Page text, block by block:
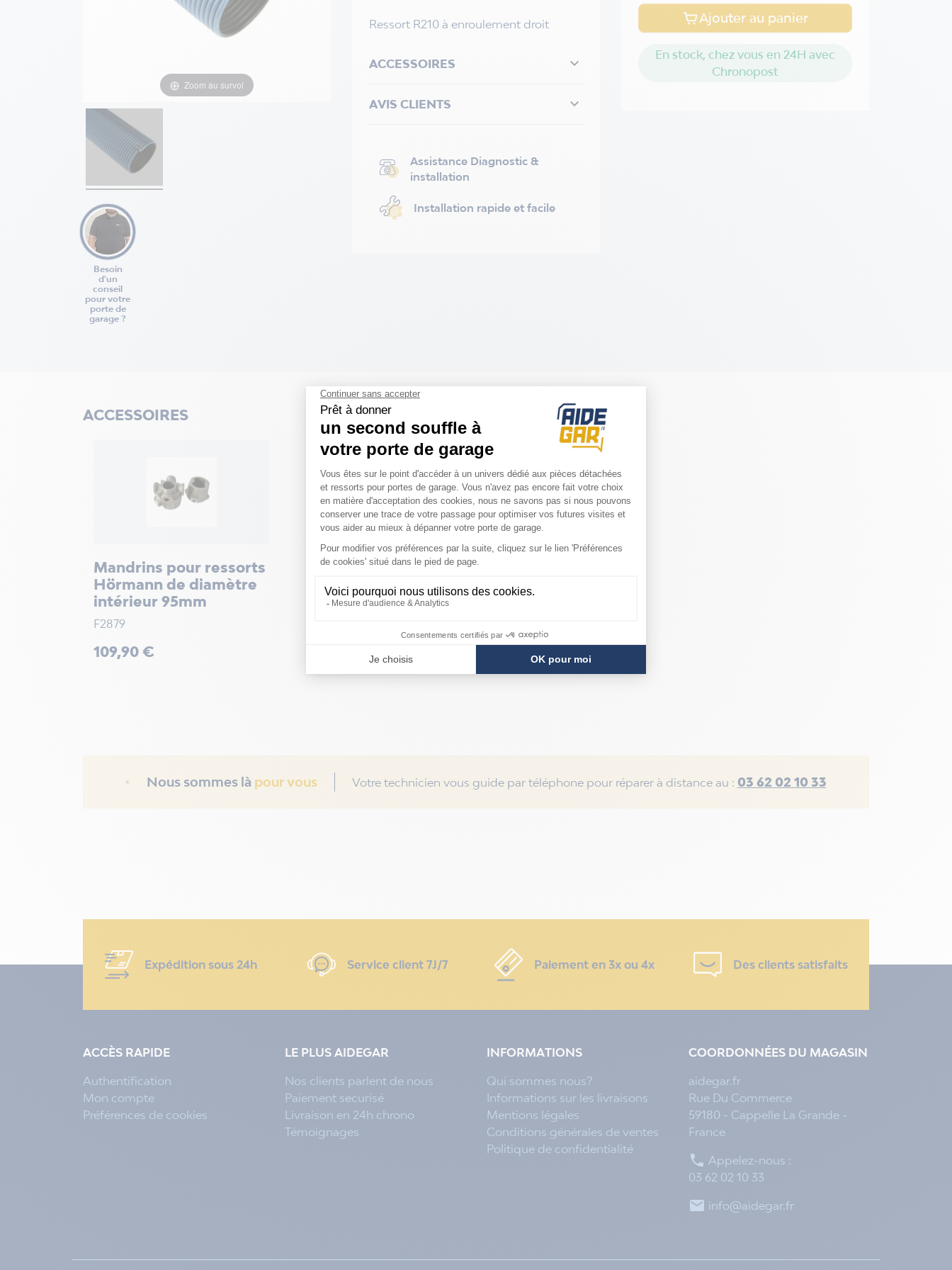
Zoom au survol
Besoin
d'un
conseil
pour votre
porte de
garage ?
Ressort R210 à enroulement droit
ACCESSOIRES 
AVIS CLIENTS 
Assistance Diagnostic &
installation
Installation rapide et facile
Ajouter au panier
En stock, chez vous en 24H avec
Chronopost
ACCESSOIRES
Mandrins pour ressorts
Hörmann de diamètre
intérieur 95mm
F2879
Prix
109,90 €
Nous sommes là pour vous Votre technicien vous guide par téléphone pour réparer à distance au : 03 62 02 10 33
Expédition sous 24h Service client 7J/7 Paiement en 3x ou 4x Des clients satisfaits
ACCÈS RAPIDE
Authentification
Mon compte
Préférences de cookies
LE PLUS AIDEGAR
Nos clients parlent de nous
Paiement securisé
Livraison en 24h chrono
Témoignages
INFORMATIONS
Qui sommes nous?
Informations sur les livraisons
Mentions légales
Conditions générales de ventes
Politique de confidentialité
COORDONNÉES DU MAGASIN
aidegar.fr
Rue Du Commerce
59180 - Cappelle La Grande -
France
 Appelez-nous :
03 62 02 10 33
 info@aidegar.fr